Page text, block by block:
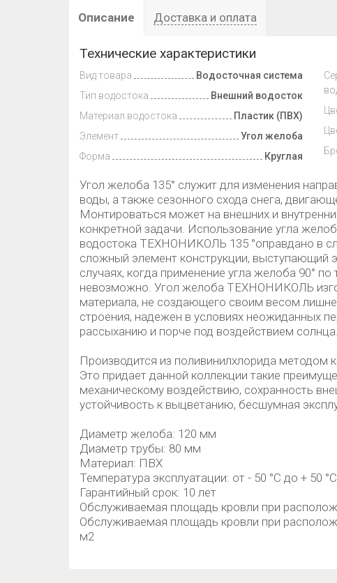
Описание Доставка и оплата
Технические характеристики
Вид товара
Водосточная система
Тип водостока
Внешний водосток
Материал водостока
Пластик (ПВХ)
Элемент
Угол желоба
Форма
Круглая
Угол желоба 135° служит для изменения
воды, а также сезонного схода снега,
Монтироваться может на внешних и
конкретной задачи. Использование угла
водостока ТЕХНОНИКОЛЬ 135 °оправдано в
сложный элемент конструкции, выступающий
случаях, когда применение угла желоба 90° по
невозможно. Угол желоба ТЕХНОНИКОЛЬ
материала, не создающего своим весом
строения, надежен в условиях неожиданных
рассыханию и порче под воздействием солнца.
Производится из поливинилхлорида методом
Это придает данной коллекции такие
механическому воздействию, сохранность
устойчивость к выцветанию, бесшумная
Диаметр желоба: 120 мм
Диаметр трубы: 80 мм
Материал: ПВХ
Температура эксплуатации: от - 50 °C до + 50 °C
Гарантийный срок: 10 лет
Обслуживаемая площадь кровли при
Обслуживаемая площадь кровли при
м2